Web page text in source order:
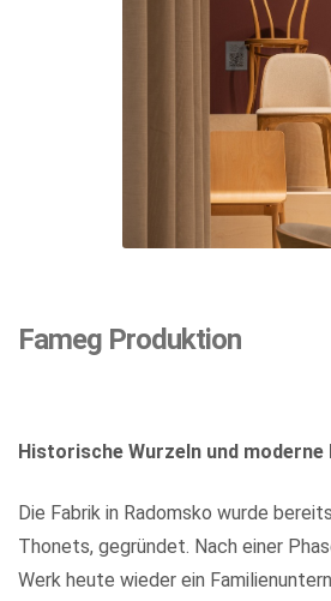
Fameg Produktion
Historische Wurzeln und moderne
Die Fabrik in Radomsko wurde
Thonets, gegründet. Nach einer
Werk heute wieder ein